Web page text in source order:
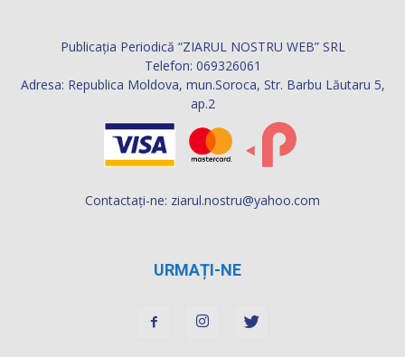
Publicația Periodică “ZIARUL NOSTRU WEB” SRL
Telefon: 069326061
Adresa: Republica Moldova, mun.Soroca, Str. Barbu Lăutaru 5,
ap.2
Contactați-ne: ziarul.nostru@yahoo.com
URMAȚI-NE